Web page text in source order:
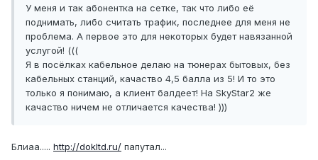
У меня и так абонентка на сетке, так что либо её
поднимать, либо считать трафик, последнее для меня не
проблема. А первое это для некоторых будет навязанной
услугой! (((
Я в посёлках кабельное делаю на тюнерах бытовых, без
кабельных станций, качаство 4,5 балла из 5! И то это
только я понимаю, а клиент балдеет! На SkyStar2 же
качаство ничем не отличается качества! )))
Блиаа..... http://dokltd.ru/ папутал...